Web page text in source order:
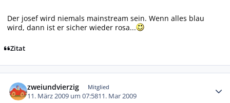
Der josef wird niemals mainstream sein. Wenn alles blau
wird, dann ist er sicher wieder rosa...
Zitat
zweiundvierzig Mitglied
11. März 2009 um 07:5811. Mar 2009